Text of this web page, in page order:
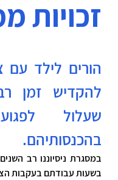
זכויות
בהכנסותיהם.
בשעות עבודתם בעקבות